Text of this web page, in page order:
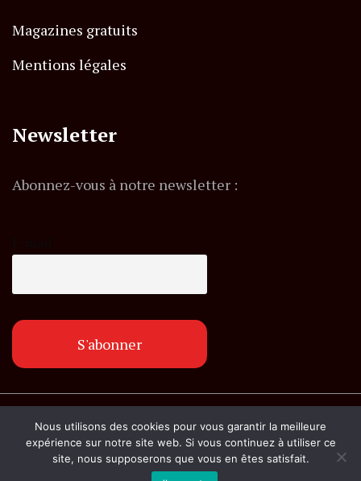
Magazines gratuits
Mentions légales
Newsletter
Abonnez-vous à notre newsletter :
© Copyright lemagazineinfo.fr. Tous droits
réservés.
Nous utilisons des cookies pour vous garantir la meilleure
expérience sur notre site web. Si vous continuez à utiliser ce
site, nous supposerons que vous en êtes satisfait.